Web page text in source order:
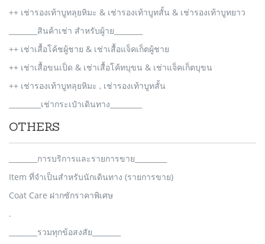
++ เช่ารองเท้าบูทลุยหิมะ & เช่ารองเท้าบูทสั้น & เช่ารองเท้าบูทยาว
________สินค้าเช่า สำหรับผู้าย________
++ เช่าเสื้อโค้ชผู้ชาย & เช่าเสื้อแจ็คเก็ตผู้ชาย
++ เช่าเสื้อขนเป็ด & เช่าเสื้อโค้ทบุขน & เช่าแจ็คเก็ตบุขน
++ เช่ารองเท้าบูทลุยหิมะ , เช่ารองเท้าบูทสั้น
_________เช่ากระเป๋าเดินทาง_________
OTHERS
________การบริการและรายการขาย_________
Item ที่จำเป็นสำหรับนักเดินทาง (รายการขาย)
Coat Care ฝากซักราคาพิเศษ
.
________รวมทุกข้อสงสัย________